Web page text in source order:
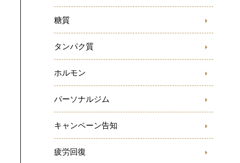
糖質
タンパク質
ホルモン
パーソナルジム
キャンペーン告知
疲労回復